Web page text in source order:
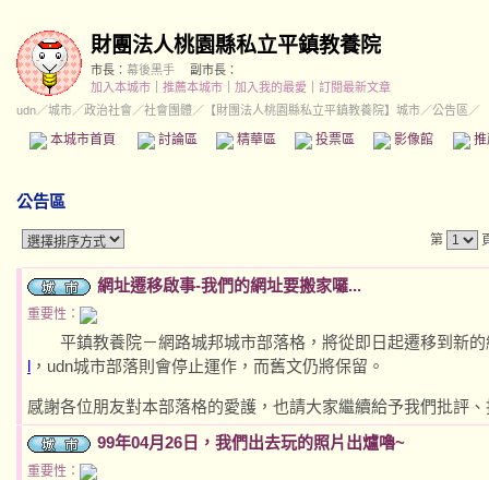
財團法人桃園縣私立平鎮教養院
市長： 幕後黑手
副市長：
加入本城市
推薦本城市 加入我的最愛
訂閱最新文章
udn／城市／政治社會 ／社會團體／ 【財團法人桃園縣私立平鎮教養院】城市／公告區／
本城市首頁 討論區 精華區 投票區 影像館
公告區
第
網址遷移啟事-我們的網址要搬家囉...
重要性：
平鎮教養院－網路城邦城市部落格，將從即日起遷移到新的
l ，udn城市部落則會停止運作，而舊文仍將保留。
感謝各位朋友對本部落格的愛護，也請大家繼續給予我們批評
99年04月26日，我們出去玩的照片出爐嚕~
重要性：